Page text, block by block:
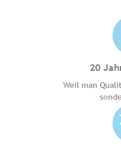
20
Weil man